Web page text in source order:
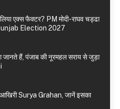
एक्स फैक्टर? PM मोदी-राघव चड्ढा
Election 2027
जानते हैं, पंजाब की नूरमहल सराय से जुड़ा
आखिरी Surya Grahan, जानें इसका